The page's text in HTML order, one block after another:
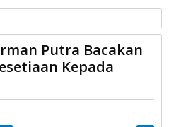
Naskah Ikrar Kesetiaan
Naskah Ikrar Kesetiaan
Putra Bacakan
Kepada